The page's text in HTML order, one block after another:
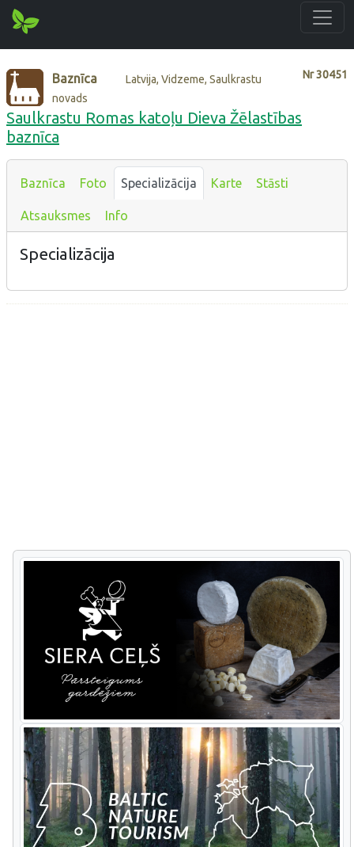
Nr30451
Baznīca
Latvija, Vidzeme, Saulkrastu
novads
Saulkrastu Romas katoļu Dieva Žēlastības
baznīca
Baznīca Foto Specializācija Karte Stāsti
Atsauksmes Info
Specializācija